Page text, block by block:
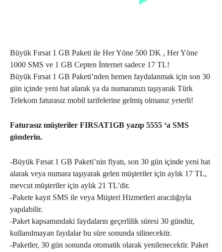
Büyük Fırsat 1 GB Paketi ile Her Yöne 500 DK , Her Yöne
1000 SMS ve 1 GB Cepten İnternet sadece 17 TL!
Büyük Fırsat 1 GB Paketi’nden hemen faydalanmak için son 30
gün içinde yeni hat alarak ya da numaranızı taşıyarak Türk
Telekom faturasız mobil tarifelerine gelmiş olmanız yeterli!
Faturasız müşteriler FIRSAT1GB yazıp 5555 ‘a SMS
gönderin.
-Büyük Fırsat 1 GB Paketi’nin fiyatı, son 30 gün içinde yeni hat
alarak veya numara taşıyarak gelen müşteriler için aylık 17 TL,
mevcut müşteriler için aylık 21 TL’dir.
-Pakete kayıt SMS ile veya Müşteri Hizmetleri aracılığıyla
yapılabilir.
-Paket kapsamındaki faydaların geçerlilik süresi 30 gündür,
kullanılmayan faydalar bu süre sonunda silinecektir.
-Paketler, 30 gün sonunda otomatik olarak yenilenecektir. Paket